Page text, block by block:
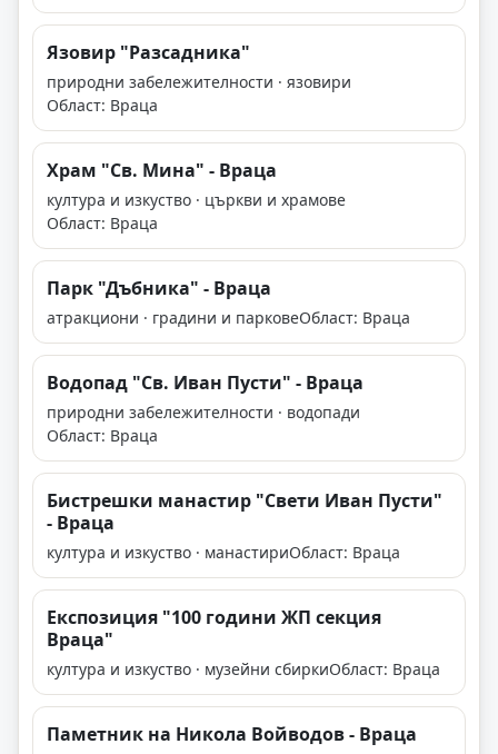
Язовир "Разсадника"
природни забележителности · язовири
Област: Враца
Храм "Св. Мина" - Враца
култура и изкуство · църкви и храмове
Област: Враца
Парк "Дъбника" - Враца
атракциони · градини и парковеОбласт: Враца
Водопад "Св. Иван Пусти" - Враца
природни забележителности · водопади
Област: Враца
Бистрешки манастир "Свети Иван Пусти"
- Враца
култура и изкуство · манастириОбласт: Враца
Експозиция "100 години ЖП секция
Враца"
култура и изкуство · музейни сбиркиОбласт: Враца
Паметник на Никола Войводов - Враца